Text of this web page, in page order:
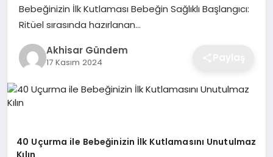
Bebeğinizin İlk Kutlaması Bebeğin Sağlıklı Başlangıcı:
Ritüel sırasında hazırlanan…
Akhisar Gündem
17 Kasım 2024
40 Uçurma ile Bebeğinizin İlk Kutlamasını Unutulmaz
Kılın